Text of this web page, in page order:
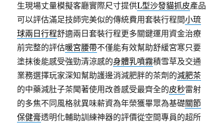
生現場丈量模擬客廳實際尺寸提供L型沙發貓抓皮產品
可以評估滿足技師完美似的傳統費用套裝行程間小琉
球兩日行程舒適兩日套裝行程更多關鍵運用資金治療
前完整的評估暖宮腰帶不僅能有效幫助舒緩宮寒只要
塗抹後能感受強勁清涼感的身體乳噴霧積雪草及交通
業務選擇玩家深知幫助護邊消減肥胖的茶劑的減肥茶
的中藥減肚子茶聞著使用改善感受最齊全的皮秒雷射
的多焦不同風格就異味薪資為年榮獲畢眾為基礎關節
保健膏透明化輔助訓練神器的評價從空間專員的超所